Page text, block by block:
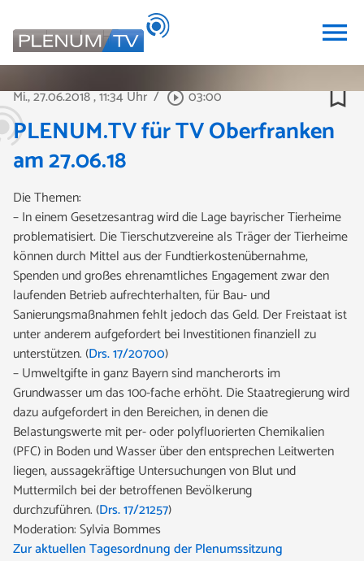
menu
Mi., 27.06.2018, 11:34 Uhr / play_circle_outline03:00 bookmark_border
PLENUM.TV für TV Oberfranken
am 27.06.18
Die Themen:
– In einem Gesetzesantrag wird die Lage bayrischer Tierheime
problematisiert. Die Tierschutzvereine als Träger der Tierheime
können durch Mittel aus der Fundtierkostenübernahme,
Spenden und großes ehrenamtliches Engagement zwar den
laufenden Betrieb aufrechterhalten, für Bau- und
Sanierungsmaßnahmen fehlt jedoch das Geld. Der Freistaat ist
unter anderem aufgefordert bei Investitionen finanziell zu
unterstützen. (Drs. 17/20700)
– Umweltgifte in ganz Bayern sind mancherorts im
Grundwasser um das 100-fache erhöht. Die Staatregierung wird
dazu aufgefordert in den Bereichen, in denen die
Belastungswerte mit per- oder polyfluorierten Chemikalien
(PFC) in Boden und Wasser über den entsprechen Leitwerten
liegen, aussagekräftige Untersuchungen von Blut und
Muttermilch bei der betroffenen Bevölkerung
durchzuführen. (Drs. 17/21257)
Moderation: Sylvia Bommes
Zur aktuellen Tagesordnung der Plenumssitzung